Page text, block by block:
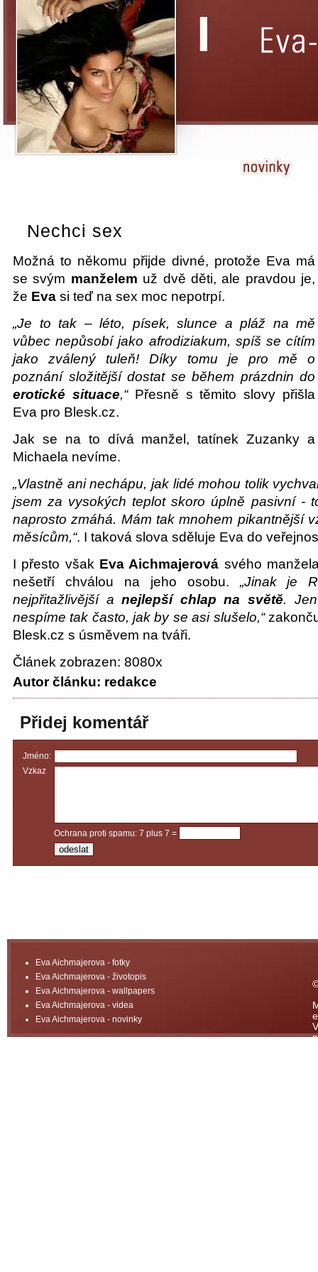
Nechci sex
Možná to někomu přijde divné, protože Eva má
se svým manželem už dvě děti, ale pravdou je,
že Eva si teď na sex moc nepotrpí.
„Je to tak – léto, písek, slunce a pláž na mě
vůbec nepůsobí jako afrodiziakum, spíš se cítím
jako zválený tuleň! Díky tomu je pro mě o
poznání složitější dostat se během prázdnin do
erotické situace,“Přesně s těmito slovy přišla
Eva pro Blesk.cz.
Jak se na to dívá manžel, tatínek Zuzanky a
Michaela nevíme.
„Vlastně ani nechápu, jak lidé mohou tolik
jsem za vysokých teplot skoro úplně pasivní -
naprosto zmáhá. Mám tak mnohem pikantnější
měsícům,“. I taková slova sděluje Eva do
I přesto však Eva Aichmajerová svého
nešetří chválou na jeho osobu. „Jinak je
nejpřitažlivější anejlepší chlap na světě.
nespíme tak často, jak by se asi slušelo,“
Blesk.cz s úsměvem na tváři.
Článek zobrazen: 8080x
Autor článku: redakce
Přidej komentář
Jméno:
Vzkaz
Ochrana proti spamu: 7 plus 7 =
Eva Aichmajerova - fotky
Eva Aichmajerova - životopis
Eva Aichmajerova - wallpapers
Eva Aichmajerova - videa
Eva Aichmajerova - novinky